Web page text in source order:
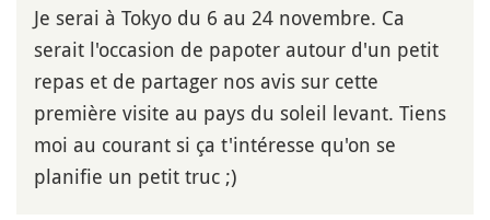
Je serai à Tokyo du 6 au 24 novembre. Ca
serait l'occasion de papoter autour d'un petit
repas et de partager nos avis sur cette
première visite au pays du soleil levant. Tiens
moi au courant si ça t'intéresse qu'on se
planifie un petit truc ;)